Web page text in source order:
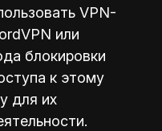
VPN-
или
блокировки
к этому
для их